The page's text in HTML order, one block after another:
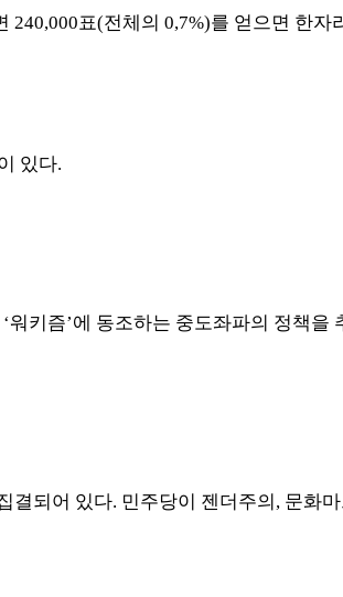
240,000표(전체의 0,7%)를 얻으면 한자
있다.
‘워키즘’에 동조하는 중도좌파의 정책을
결되어 있다. 민주당이 젠더주의 , 문화